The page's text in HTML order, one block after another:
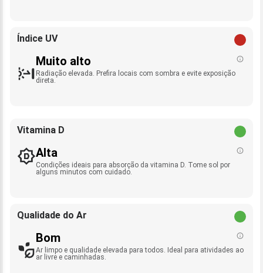
Índice UV
Muito alto
Radiação elevada. Prefira locais com sombra e evite exposição
direta.
Vitamina D
Alta
Condições ideais para absorção da vitamina D. Tome sol por
alguns minutos com cuidado.
Qualidade do Ar
Bom
Ar limpo e qualidade elevada para todos. Ideal para atividades ao
ar livre e caminhadas.